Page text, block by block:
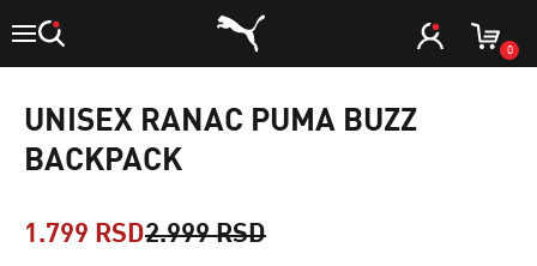
0
UNISEX RANAC PUMA BUZZ
BACKPACK
1.799 RSD2.999 RSD